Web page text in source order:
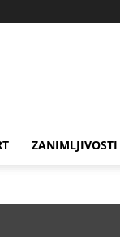
ZANIMLJIVOSTI